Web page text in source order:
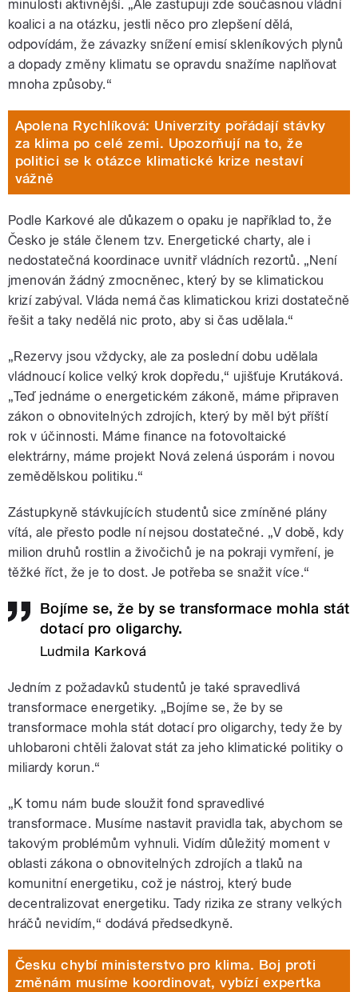
minulosti aktivnější. „Ale zastupuji zde současnou vládní
koalici a na otázku, jestli něco pro zlepšení dělá,
odpovídám, že závazky snížení emisí skleníkových plynů
a dopady změny klimatu se opravdu snažíme naplňovat
mnoha způsoby.“
Apolena Rychlíková: Univerzity pořádají stávky
za klima po celé zemi. Upozorňují na to, že
politici se k otázce klimatické krize nestaví
vážně
Podle Karkové ale důkazem o opaku je například to, že
Česko je stále členem tzv. Energetické charty, ale i
nedostatečná koordinace uvnitř vládních rezortů. „Není
jmenován žádný zmocněnec, který by se klimatickou
krizí zabýval. Vláda nemá čas klimatickou krizi dostatečně
řešit a taky nedělá nic proto, aby si čas udělala.“
„Rezervy jsou vždycky, ale za poslední dobu udělala
vládnoucí kolice velký krok dopředu,“ ujišťuje Krutáková.
„Teď jednáme o energetickém zákoně, máme připraven
zákon o obnovitelných zdrojích, který by měl být příští
rok v účinnosti. Máme finance na fotovoltaické
elektrárny, máme projekt Nová zelená úsporám i novou
zemědělskou politiku.“
Zástupkyně stávkujících studentů sice zmíněné plány
vítá, ale přesto podle ní nejsou dostatečné. „V době, kdy
milion druhů rostlin a živočichů je na pokraji vymření, je
těžké říct, že je to dost. Je potřeba se snažit více.“
Bojíme se, že by se transformace mohla stát
dotací pro oligarchy.
Ludmila Karková
Jedním z požadavků studentů je také spravedlivá
transformace energetiky. „Bojíme se, že by se
transformace mohla stát dotací pro oligarchy, tedy že by
uhlobaroni chtěli žalovat stát za jeho klimatické politiky o
miliardy korun.“
„K tomu nám bude sloužit fond spravedlivé
transformace. Musíme nastavit pravidla tak, abychom se
takovým problémům vyhnuli. Vidím důležitý moment v
oblasti zákona o obnovitelných zdrojích a tlaků na
komunitní energetiku, což je nástroj, který bude
decentralizovat energetiku. Tady rizika ze strany velkých
hráčů nevidím,“ dodává předsedkyně.
Česku chybí ministerstvo pro klima. Boj proti
změnám musíme koordinovat, vybízí expertka